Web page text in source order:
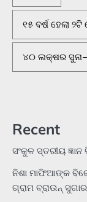
୧୫ ବର୍ଷ ହେଲା
୪୦ ଲକ୍ଷର
Recent
ସଂକୁଳ ସ୍ତରୀୟ
ନିଶା ମାଫିଆଙ୍କ
ଗ୍ରାମ ବ୍ରାଉନ୍